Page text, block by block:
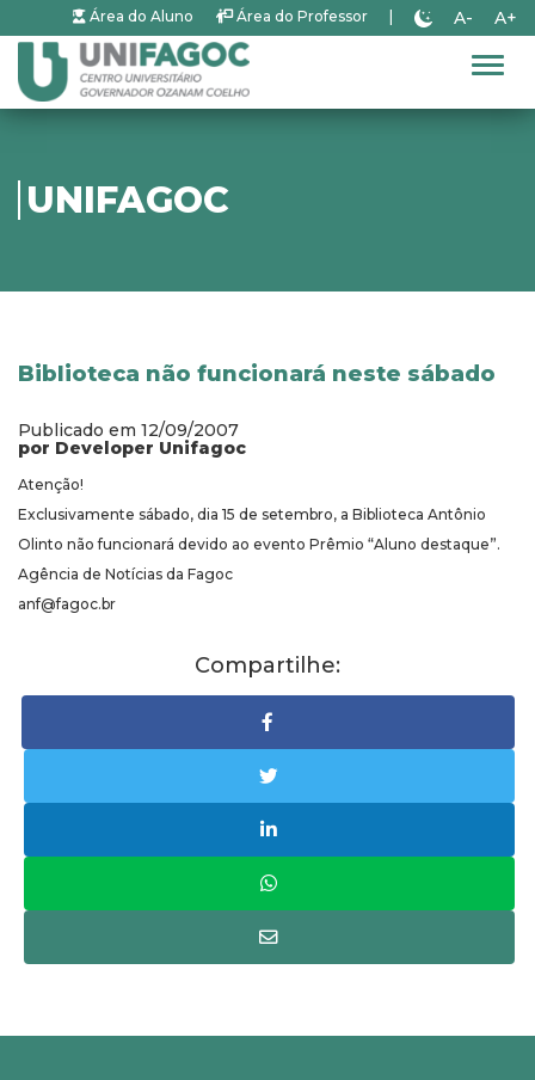
Área do Aluno Área do Professor A- A+
UNIFAGOC
Biblioteca não funcionará neste sábado
Publicado em 12/09/2007
por Developer Unifagoc
Atenção!
Exclusivamente sábado, dia 15 de setembro, a Biblioteca Antônio
Olinto não funcionará devido ao evento Prêmio “Aluno destaque”.
Agência de Notícias da Fagoc
anf@fagoc.br
Compartilhe: